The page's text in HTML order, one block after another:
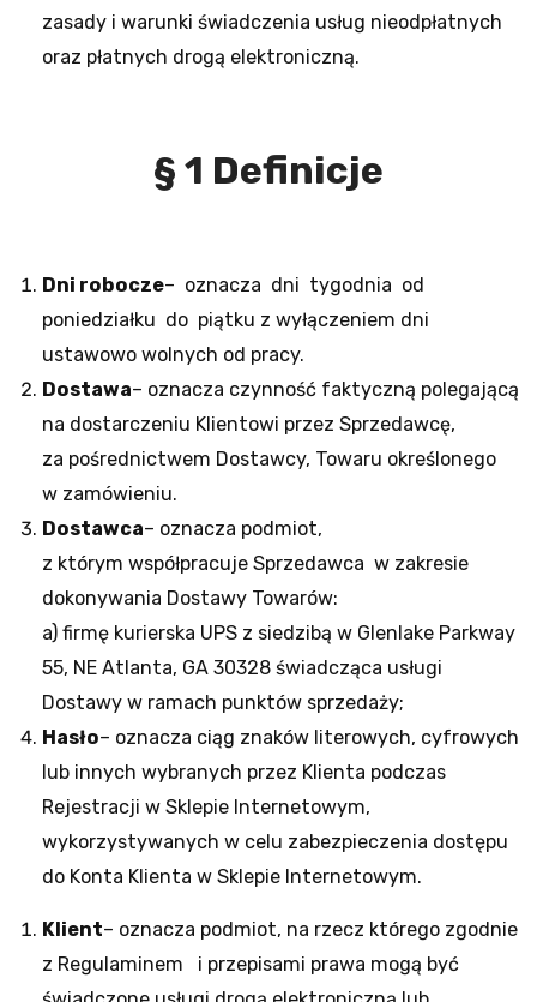
zasady i warunki świadczenia usług nieodpłatnych
oraz płatnych drogą elektroniczną.
§ 1 Definicje
Dni robocze– oznacza dni tygodnia od
poniedziałku do piątku z wyłączeniem dni
ustawowo wolnych od pracy.
Dostawa– oznacza czynność faktyczną polegającą
na dostarczeniu Klientowi przez Sprzedawcę,
za pośrednictwem Dostawcy, Towaru określonego
w zamówieniu.
Dostawca– oznacza podmiot,
z którym współpracuje Sprzedawca w zakresie
dokonywania Dostawy Towarów:
a) firmę kurierska UPS z siedzibą w Glenlake Parkway
55, NE Atlanta, GA 30328 świadcząca usługi
Dostawy w ramach punktów sprzedaży;
Hasło– oznacza ciąg znaków literowych, cyfrowych
lub innych wybranych przez Klienta podczas
Rejestracji w Sklepie Internetowym,
wykorzystywanych w celu zabezpieczenia dostępu
do Konta Klienta w Sklepie Internetowym.
Klient– oznacza podmiot, na rzecz którego zgodnie
z Regulaminem i przepisami prawa mogą być